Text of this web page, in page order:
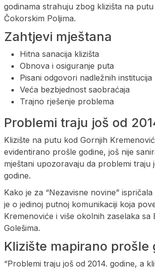
godinama strahuju zbog klizišta na
Čokorskim Poljima.
Zahtjevi mještana
Hitna sanacija klizišta
Obnova i osiguranje puta
Pisani odgovori nadležnih institucija
Veća bezbjednost saobraćaja
Trajno rješenje problema
Problemi traju još od
Klizište na putu kod Gornjih
evidentirano prošle godine, još nije
mještani upozoravaju da problemi traju
godine.
Kako je za “Nezavisne novine”
je o jedinoj putnoj komunikaciji koja
Kremenoviće i više okolnih zaselaka sa
Golešima.
Klizište mapirano prošle
“Problemi traju još od 2014. godine, a